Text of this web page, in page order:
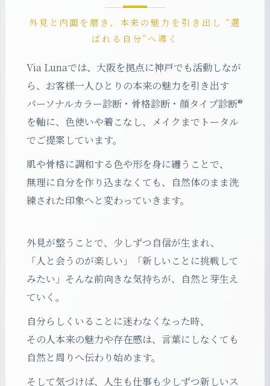
外見と内面を磨き、本来の魅力を引き出し “選
ばれる自分”へ導く
Via Lunaでは、大阪を拠点に神戸でも活動しなが
ら、お客様一人ひとりの本来の魅力を引き出す
パーソナルカラー診断・骨格診断・顔タイプ診断®︎
を軸に、色使いや着こなし、メイクまでトータル
でご提案しています。
肌や骨格に調和する色や形を身に纏うことで、
無理に自分を作り込まなくても、自然体のまま洗
練された印象へと変わっていきます。
外見が整うことで、少しずつ自信が生まれ、
「人と会うのが楽しい」「新しいことに挑戦して
みたい」そんな前向きな気持ちが、自然と芽生え
ていく。
自分らしくいることに迷わなくなった時、
その人本来の魅力や存在感は、言葉にしなくても
自然と周りへ伝わり始めます。
そして気づけば、人生も仕事も少しずつ新しいス